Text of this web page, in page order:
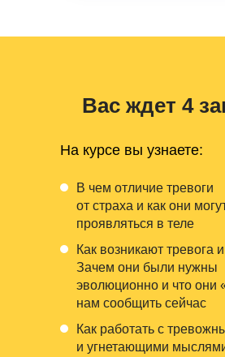
Вас ждет 4
На курсе вы узнаете:
В чем отличие тревоги
от страха и как они
проявляться в теле
Как возникают тревога
Зачем они были нужны
эволюционно и что они
нам сообщить сейчас
Как работать с
и угнетающими